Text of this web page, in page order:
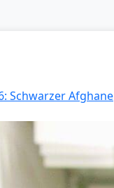
Schwarzer Afghane